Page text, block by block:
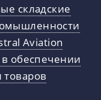
складские
Aviation
обеспечении